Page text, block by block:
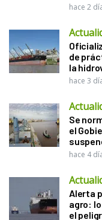
hace 2
de
la
hace 3
Se
el
hace 4
Alerta
agro:
el